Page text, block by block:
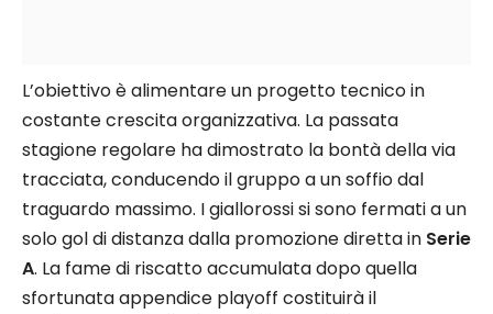
L’obiettivo è alimentare un progetto tecnico in
costante crescita organizzativa. La passata
stagione regolare ha dimostrato la bontà della via
tracciata, conducendo il gruppo a un soffio dal
traguardo massimo. I giallorossi si sono fermati a un
solo gol di distanza dalla promozione diretta in Serie
A. La fame di riscatto accumulata dopo quella
sfortunata appendice playoff costituirà il